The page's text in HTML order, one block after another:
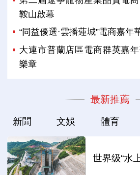
鞍山啟幕
“同益優選·雲播蓮城”電商嘉年
大連市普蘭店區電商群英嘉
樂章
最新推薦
新聞 文娛 體育
世界级“水